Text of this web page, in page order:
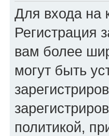
Для входа на
Регистрация
вам более
могут быть
политикой,